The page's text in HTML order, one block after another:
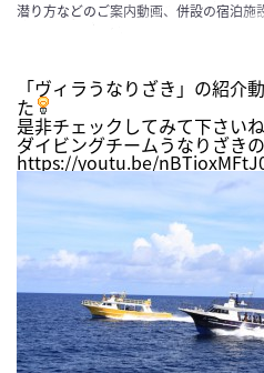
潜り方などのご案内動画、併設の宿泊施
「ヴィラうなりざき」の紹介
た
是非チェックしてみて下さい
ダイビングチームうなりざき
https://youtu.be/